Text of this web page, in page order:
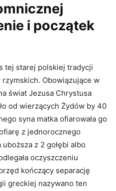
i początek
tej starej polskiej tradycji
Obowiązujące w
świat Jezusa Chrystusa
od wierzących Żydów by 40
syna matka ofiarowała go
z jednorocznego
z 2 gołębi albo
oczyszczeniu
kończący separację
greckiej nazywano ten